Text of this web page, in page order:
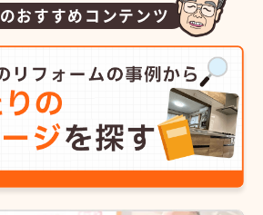
おすすめコンテンツ